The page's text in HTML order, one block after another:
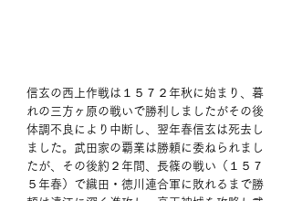
信玄の西上作戦は１５７２年秋に始まり、暮
れの三方ヶ原の戦いで勝利しましたがその後
体調不良により中断し、翌年春信玄は死去し
ました。武田家の覇業は勝頼に委ねられまし
たが、その後約２年間、長篠の戦い（１５７
５年春）で織田・徳川連合軍に敗れるまで勝